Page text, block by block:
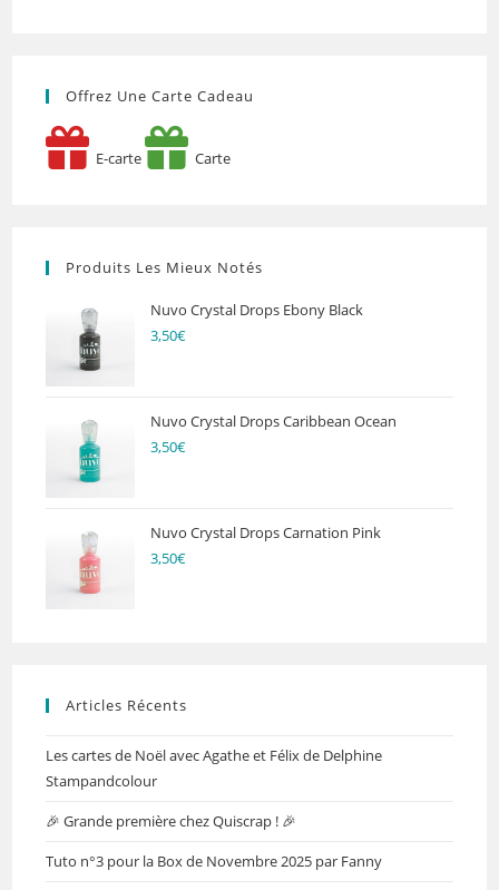
Offrez Une Carte Cadeau
E-carte Carte
Produits Les Mieux Notés
Nuvo Crystal Drops Ebony Black
3,50€
Nuvo Crystal Drops Caribbean Ocean
3,50€
Nuvo Crystal Drops Carnation Pink
3,50€
Articles Récents
Les cartes de Noël avec Agathe et Félix de Delphine
Stampandcolour
🎉 Grande première chez Quiscrap ! 🎉
Tuto n°3 pour la Box de Novembre 2025 par Fanny